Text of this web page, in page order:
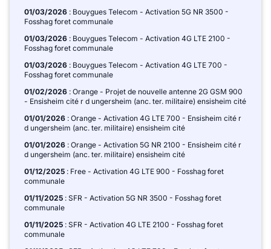
01/03/2026 : Bouygues Telecom - Activation 5G NR 3500 -
Fosshag foret communale
01/03/2026 : Bouygues Telecom - Activation 4G LTE 2100 -
Fosshag foret communale
01/03/2026 : Bouygues Telecom - Activation 4G LTE 700 -
Fosshag foret communale
01/02/2026 : Orange - Projet de nouvelle antenne 2G GSM 900
- Ensisheim cité r d ungersheim (anc. ter. militaire) ensisheim cité
01/01/2026 : Orange - Activation 4G LTE 700 - Ensisheim cité r
d ungersheim (anc. ter. militaire) ensisheim cité
01/01/2026 : Orange - Activation 5G NR 2100 - Ensisheim cité r
d ungersheim (anc. ter. militaire) ensisheim cité
01/12/2025 : Free - Activation 4G LTE 900 - Fosshag foret
communale
01/11/2025 : SFR - Activation 5G NR 3500 - Fosshag foret
communale
01/11/2025 : SFR - Activation 4G LTE 2100 - Fosshag foret
communale